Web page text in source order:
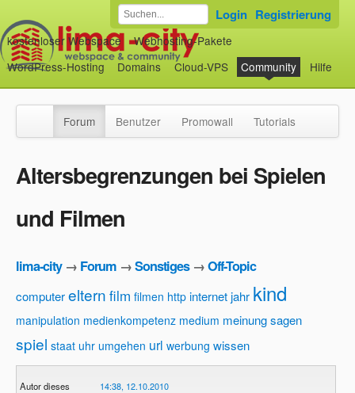
kostenloser Webspace
Webhosting-Pakete
WordPress-Hosting
Domains Cloud-VPS Community Hilfe
Login Registrierung
Forum Benutzer Promowall Tutorials
Altersbegrenzungen bei Spielen
und Filmen
lima-city→ Forum →Sonstiges→Off-Topic
computereltern film filmen http internetjahr kind
manipulation medienkompetenz medium meinungsagen
spiel staat uhr umgehen url werbung wissen
Autor dieses
14:38, 12.10.2010